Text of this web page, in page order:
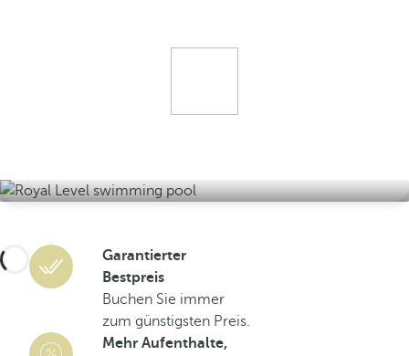
Garantierter
Bestpreis
Buchen Sie immer
zum günstigsten Preis.
Mehr Aufenthalte,